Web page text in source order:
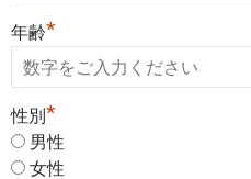
年齢*
性別 *
男性
女性